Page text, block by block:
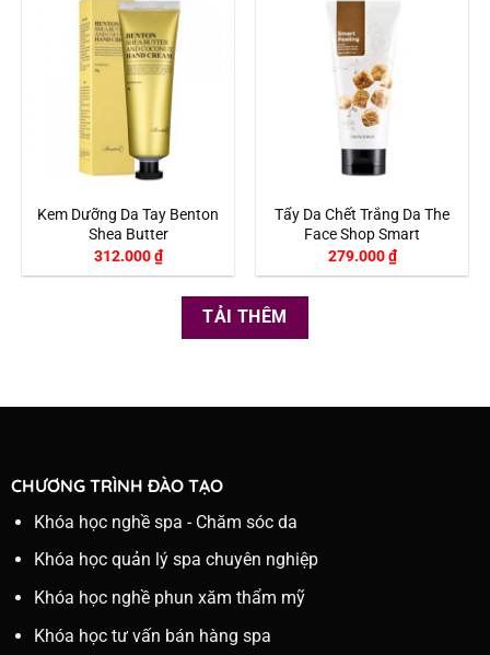
Kem Dưỡng Da Tay Benton
Shea Butter
312.000₫
Tẩy Da Chết Trắng Da The
Face Shop Smart
279.000₫
TẢI THÊM
CHƯƠNG TRÌNH ĐÀO TẠO
Khóa học nghề spa - Chăm sóc da
Khóa học quản lý spa chuyên nghiệp
Khóa học nghề phun xăm thẩm mỹ
Khóa học tư vấn bán hàng spa